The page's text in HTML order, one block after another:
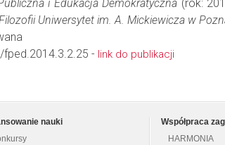
i Edukacja Demokratyczna (rok:
Uniwersytet im. A. Mickiewicza w
fped.2014.3.2.25 - link do publikacji
nauki
Współpraca
HARMONIA